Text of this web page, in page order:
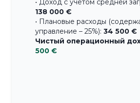
• Доход с учётом средней
138 000 €
• Плановые расходы
управление – 25%): 34 500 €
Чистый операционный
500 €